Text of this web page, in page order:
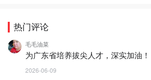
热门评论
毛毛油菜
为广东省培养拔尖人才，深实加油！
2026-06-09